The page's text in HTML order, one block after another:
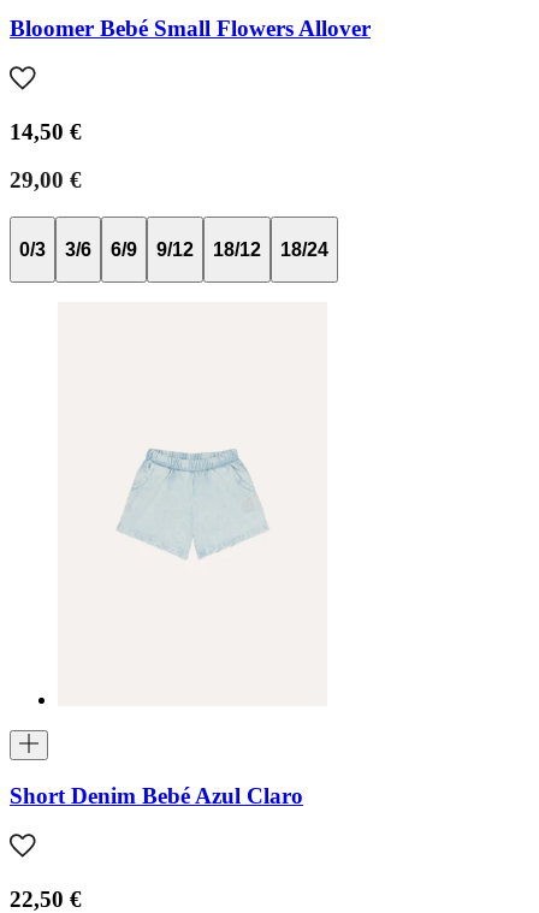
Bloomer Bebé Small Flowers Allover
14,50 €
29,00 €
0/3 3/6 6/9 9/12 18/12 18/24
Short Denim Bebé Azul Claro
22,50 €